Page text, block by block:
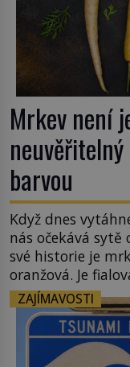
Mrkev není
barvou
Když dnes
nás očekává sytě
své historie je
oranžová. Je
téměř černá. Až
šlechtění se z ní
zahradu ani
ZAJÍMAVOSTI